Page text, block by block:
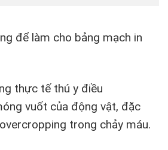
để làm cho bảng mạch in
thực tế thú y điều
vuốt của động vật, đặc
trong chảy máu.